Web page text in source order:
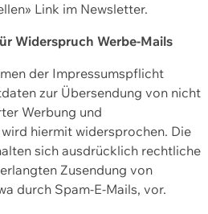
Link im Newsletter.
Widerspruch Werbe-Mails
der Impressumspflicht
zur Übersendung von nicht
Werbung und
hiermit widersprochen. Die
sich ausdrücklich rechtliche
Zusendung von
durch Spam-E-Mails, vor.